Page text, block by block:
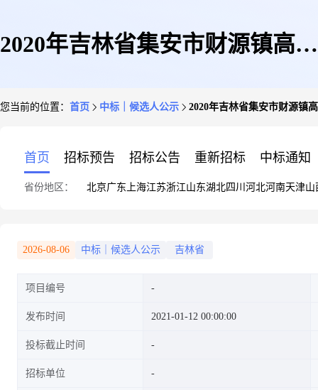
2020年吉林省集安市财源镇高标
您当前的位置： 首页 中标｜候选人公示 2020年吉林省集安市财源镇
首页 招标预告 招标公告 重新招标 中标通知
省份地区： 北京广东 上海江苏浙江山东湖北四川 河北河南天津山
2026-08-06 中标｜候选人公示 吉林省
项目编号
发布时间 2021-01-12 00:00:00
投标截止时间
招标单位